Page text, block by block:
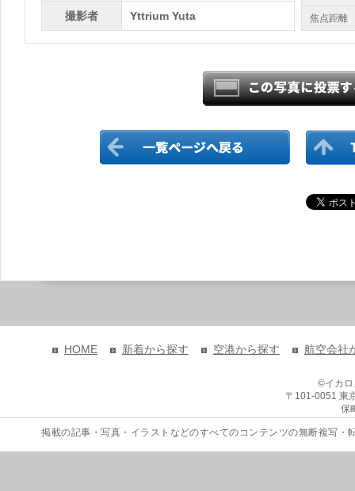
撮影者 Yttrium Yuta 焦点距離
HOME 新着から探す 空港から探す 航空会社
©イカ
〒101-0051 東
保
掲載の記事・写真・イラストなどのすべてのコンテンツの無断複